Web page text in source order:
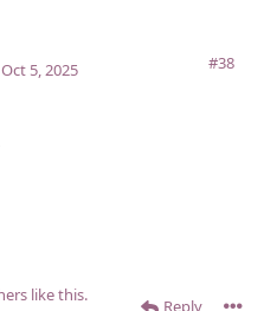
#38
Oct 5, 2025
Reply
like this.